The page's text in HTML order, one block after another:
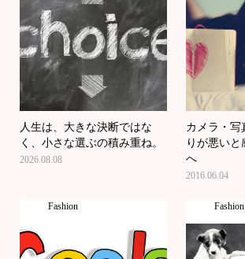
人生は、大きな決断ではな
く、小さな選ぶの積み重ね。
2026.08.08
カメラ・
りが悪い
へ
2016.06.04
Fashion Fashion